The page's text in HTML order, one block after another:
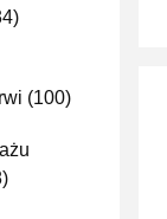
(100)